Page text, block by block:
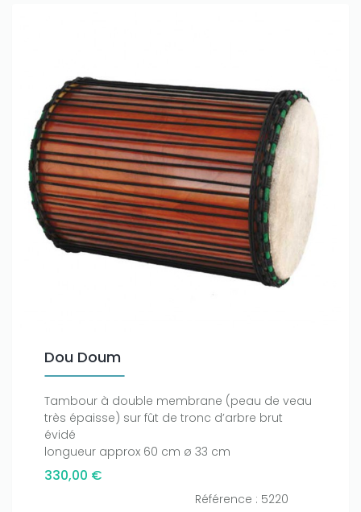
Dou Doum
Tambour à double membrane (peau de veau
très épaisse) sur fût de tronc d’arbre brut
évidé
longueur approx 60 cm ø 33 cm
330,00 €
Référence : 5220